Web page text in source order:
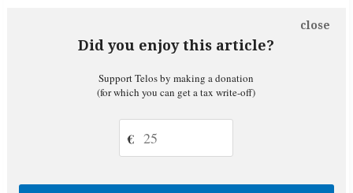
Did you enjoy this article?
close
Support Telos by making a donation
(for which you can get a tax write-off)
€